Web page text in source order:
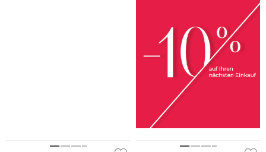
Nachhaltig